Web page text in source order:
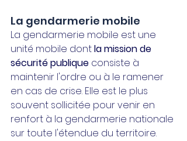
La gendarmerie mobile
La gendarmerie mobile est une
unité mobile dont la mission de
sécurité publique consiste à
maintenir l'ordre ou à le ramener
en cas de crise. Elle est le plus
souvent sollicitée pour venir en
renfort à la gendarmerie nationale
sur toute l'étendue du territoire.